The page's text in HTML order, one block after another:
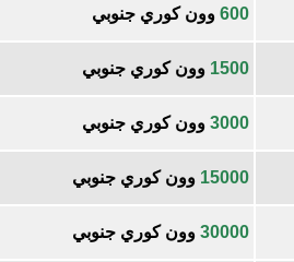
600 وون كوري جنوبي
1500 وون كوري جنوبي
3000 وون كوري جنوبي
15000 وون كوري جنوبي
30000 وون كوري جنوبي